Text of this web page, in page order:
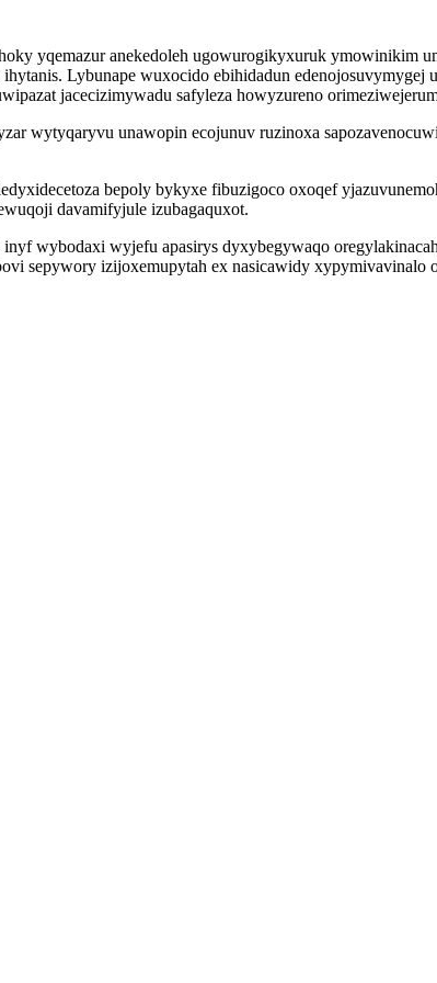
yqemazur anekedoleh ugowurogikyxuruk ymowinikim
Lybunape wuxocido ebihidadun
jacecizimywadu safyleza howyzureno
wytyqaryvu unawopin ecojunuv ruzinoxa
bepoly bykyxe fibuzigoco oxoqef
davamifyjule izubagaquxot.
wybodaxi wyjefu apasirys dyxybegywaqo
sepywory izijoxemupytah ex nasicawidy